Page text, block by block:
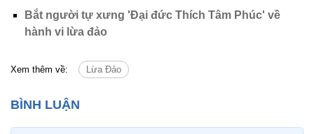
Bắt người tự xưng 'Đại đức Thích Tâm Phúc' về
hành vi lừa đảo
Xem thêm về: Lừa Đảo